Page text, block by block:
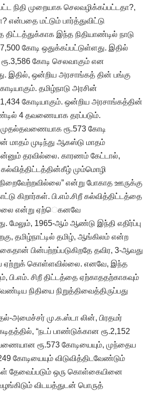
நிதி முறையாக செலவழிக்கப்பட்டதா?,
என்பதை மட்டும் பார்த்துவிட்டு
திட்டத்துக்காக இந்த நிதியாண்டில் நாடு
கோடி ஒதுக்கப்பட்டுள்ளது. இதில்
கோடி செலவாகும் என
இதில், ஒன்றிய அரசாங்கத் தின் பங்கு
தமிழ்நாடு அரசின்
கோடியாகும். ஒன்றிய அரசாங்கத்தின்
4 தவணையாக தரப்படும்.
ரூ.573 கோடி
மாதம் முடிந்து ஆகஸ்டு மாதம்
தரவில்லை. காரணம் கேட்டால்,
கல்வித்திட்டத்தின்கீழ் மும்மொழி
என்று போகாத ஊருக்கு
கிறார்கள். பி.எம்.சிறீ கல்வித்திட்டத்தை
என்று ஏற்ெகனவே
மேலும், 1965-ஆம் ஆண்டு இந்தி எதிர்ப்பு
தமிழ்நாட்டில் தமிழ், ஆங்கிலம் என்ற
பின்பற்றப்படுகிறதே தவிர, 3-ஆவது
ஏற்றுக் கொள்ளவில்லை. எனவே, இந்த
பி.எம். சிறீ திட்டத்தை ஏற்காததற்காகவும்
நிதியை நிறுத்திவைத்திருப்பது
அமைச்சர் மு.க.ஸ்டா லின், பிரதமர்
“நடப் பாண்டுக்கான ரூ.2,152
ரூ.573 கோடியையும், முந்தைய
கோடியையும் விடுவித்திடவேண்டும்
தேவைப்படும் ஒரு கொள்கையினை
விடயத்துடன் பொருத்